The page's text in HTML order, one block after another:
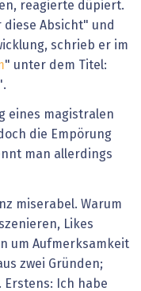
reagierte düpiert.
Absicht" und
schrieb er im
" unter dem Titel:
eines magistralen
die Empörung
man allerdings
miserabel. Warum
Likes
um Aufmerksamkeit
zwei Gründen;
Ich habe